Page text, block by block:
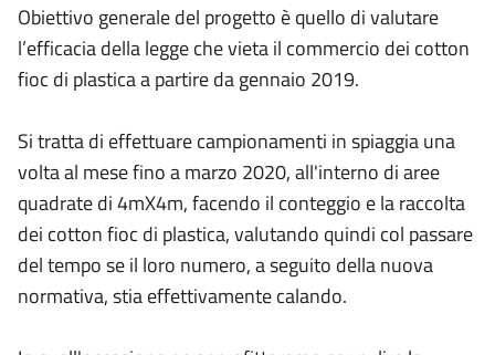
Obiettivo generale del progetto è quello di valutare
l’efficacia della legge che vieta il commercio dei cotton
fioc di plastica a partire da gennaio 2019.
Si tratta di effettuare campionamenti in spiaggia una
volta al mese fino a marzo 2020, all'interno di aree
quadrate di 4mX4m, facendo il conteggio e la raccolta
dei cotton fioc di plastica, valutando quindi col passare
del tempo se il loro numero, a seguito della nuova
normativa, stia effettivamente calando.